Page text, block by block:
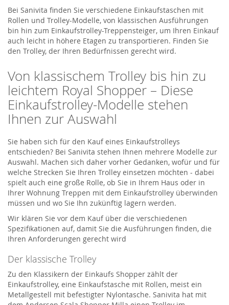
Bei Sanivita finden Sie verschiedene Einkaufstaschen mit
Rollen und Trolley-Modelle, von klassischen Ausführungen
bin hin zum Einkaufstrolley-Treppensteiger, um Ihren Einkauf
auch leicht in höhere Etagen zu transportieren. Finden Sie
den Trolley, der Ihren Bedürfnissen gerecht wird.
Von klassischem Trolley bis hin zu
leichtem Royal Shopper – Diese
Einkaufstrolley-Modelle stehen
Ihnen zur Auswahl
Sie haben sich für den Kauf eines Einkaufstrolleys
entschieden? Bei Sanivita stehen Ihnen mehrere Modelle zur
Auswahl. Machen sich daher vorher Gedanken, wofür und für
welche Strecken Sie Ihren Trolley einsetzen möchten - dabei
spielt auch eine große Rolle, ob Sie in Ihrem Haus oder in
Ihrer Wohnung Treppen mit dem Einkaufstrolley überwinden
müssen und wo Sie Ihn zukünftig lagern werden.
Wir klären Sie vor dem Kauf über die verschiedenen
Spezifikationen auf, damit Sie die Ausführungen finden, die
Ihren Anforderungen gerecht wird
Der klassische Trolley
Zu den Klassikern der Einkaufs Shopper zählt der
Einkaufstrolley, eine Einkaufstasche mit Rollen, meist ein
Metallgestell mit befestigter Nylontasche. Sanivita hat mit